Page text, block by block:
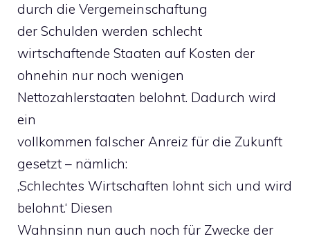
durch die Vergemeinschaftung
der Schulden werden schlecht
wirtschaftende Staaten auf Kosten der
ohnehin nur noch wenigen
Nettozahlerstaaten belohnt. Dadurch wird
ein
vollkommen falscher Anreiz für die Zukunft
gesetzt – nämlich:
‚Schlechtes Wirtschaften lohnt sich und wird
belohnt.‘ Diesen
Wahnsinn nun auch noch für Zwecke der